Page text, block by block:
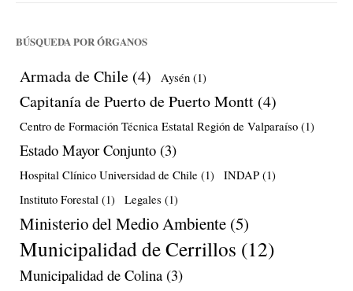
BÚSQUEDA POR ÓRGANOS
Armada de Chile (4) Aysén (1)
Capitanía de Puerto de Puerto Montt (4)
Centro de Formación Técnica Estatal Región de Valparaíso (1)
Estado Mayor Conjunto (3)
Hospital Clínico Universidad de Chile (1) INDAP (1)
Instituto Forestal (1) Legales (1)
Ministerio del Medio Ambiente (5)
Municipalidad de Cerrillos (12)
Municipalidad de Colina (3)